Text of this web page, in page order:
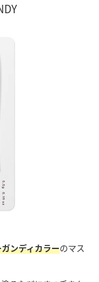
ンディカラーのマス